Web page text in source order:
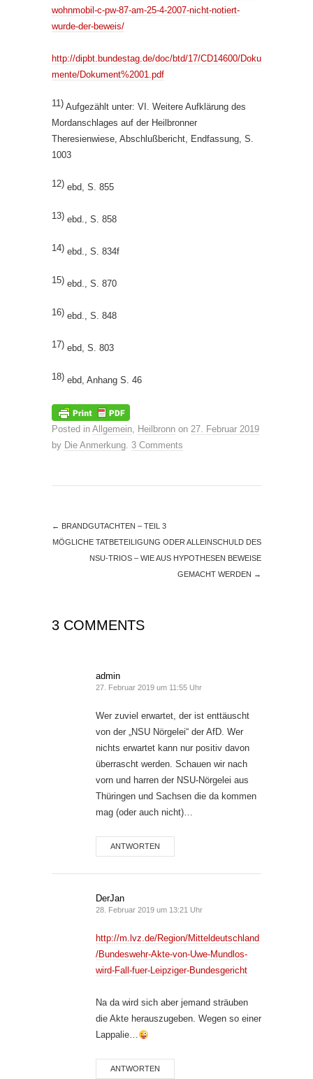
wohnmobil-c-pw-87-am-25-4-2007-nicht-notiert-
wurde-der-beweis/
http://dipbt.bundestag.de/doc/btd/17/CD14600/Doku
mente/Dokument%2001.pdf
11) Aufgezählt unter: VI. Weitere Aufklärung des
Mordanschlages auf der Heilbronner
Theresienwiese, Abschlußbericht, Endfassung, S.
1003
12) ebd, S. 855
13) ebd., S. 858
14) ebd., S. 834f
15) ebd., S. 870
16) ebd., S. 848
17) ebd, S. 803
18) ebd, Anhang S. 46
Posted in Allgemein, Heilbronn on 27. Februar 2019
by Die Anmerkung. 3 Comments
← BRANDGUTACHTEN – TEIL 3
MÖGLICHE TATBETEILIGUNG ODER ALLEINSCHULD DES
NSU-TRIOS – WIE AUS HYPOTHESEN BEWEISE
GEMACHT WERDEN →
3 COMMENTS
admin
27. Februar 2019 um 11:55 Uhr
Wer zuviel erwartet, der ist enttäuscht
von der „NSU Nörgelei“ der AfD. Wer
nichts erwartet kann nur positiv davon
überrascht werden. Schauen wir nach
vorn und harren der NSU-Nörgelei aus
Thüringen und Sachsen die da kommen
mag (oder auch nicht)…
ANTWORTEN
DerJan
28. Februar 2019 um 13:21 Uhr
http://m.lvz.de/Region/Mitteldeutschland
/Bundeswehr-Akte-von-Uwe-Mundlos-
wird-Fall-fuer-Leipziger-Bundesgericht
Na da wird sich aber jemand sträuben
die Akte herauszugeben. Wegen so einer
Lappalie…
ANTWORTEN